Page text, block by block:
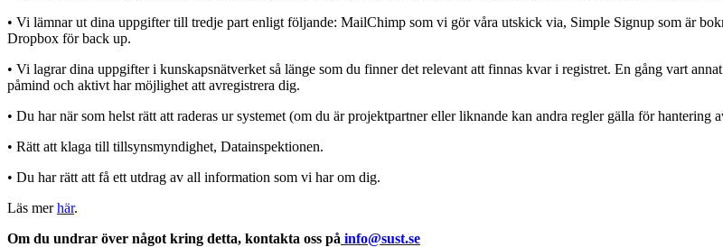
• Vi lämnar ut dina uppgifter till tredje part enligt följande: MailChimp som vi gör våra utskick via, Simple Signup som är
Dropbox för back up.
• Vi lagrar dina uppgifter i kunskapsnätverket så länge som du finner det relevant att finnas kvar i registret. En gång vart
påmind och aktivt har möjlighet att avregistrera dig.
• Du har när som helst rätt att raderas ur systemet (om du är projektpartner eller liknande kan andra regler gälla för hantering
• Rätt att klaga till tillsynsmyndighet, Datainspektionen.
• Du har rätt att få ett utdrag av all information som vi har om dig.
Läs merhär.
Om du undrar över något kring detta, kontakta oss på info@sust.se